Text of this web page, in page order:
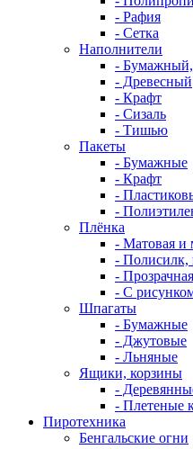
- Рафия
- Сетка
Наполнители
-
- Древесный
- Крафт
- Сизаль
- Тишью
Пакеты
- Бумажные
- Крафт
-
-
Плёнка
- Матовая и
- Полисилк,
- Прозрачная
- С
Шпагаты
- Бумажные
- Джутовые
- Льняные
Ящики, корзины
-
- Плетеные
Пиротехника
Бенгальские огни